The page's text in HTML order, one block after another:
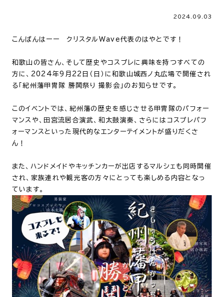
2024.09.03
こんばんはーー クリスタルWave代表のはやとです！
和歌山の皆さん、そして歴史やコスプレに興味を持つすべての
方に、2024年9月22日（日）に和歌山城西ノ丸広場で開催され
る「紀州藩甲冑隊 勝鬨祭り 撮影会」のお知らせです。
このイベントでは、紀州藩の歴史を感じさせる甲冑隊のパフォー
マンスや、田宮流居合演武、和太鼓演奏、さらにはコスプレパフ
ォーマンスといった現代的なエンターテイメントが盛りだくさ
ん！
また、ハンドメイドやキッチンカーが出店するマルシェも同時開催
され、家族連れや観光客の方々にとっても楽しめる内容となっ
ています。